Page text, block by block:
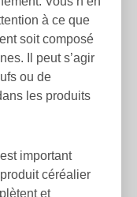
à ce que
soit composé
Il peut s’agir
ou de
les produits
important
céréalier
et